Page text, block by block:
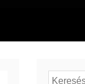
Keresés: